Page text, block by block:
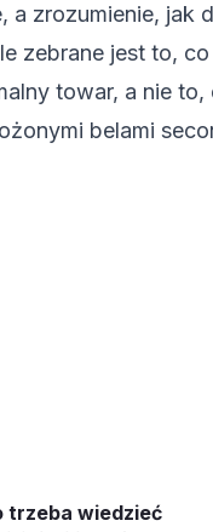
zrozumienie, jak
zebrane jest to,
towar, a nie to,
trzeba wiedzieć